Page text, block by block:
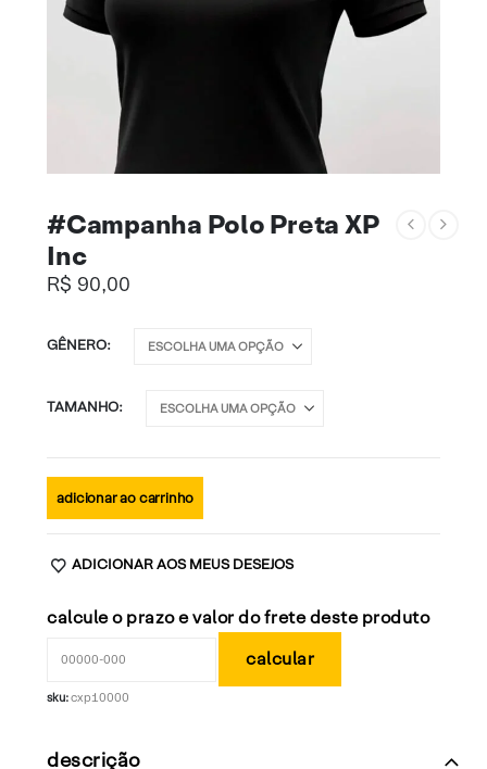
#Campanha Polo Preta XP
Inc
R$ 90,00
GÊNERO
TAMANHO
adicionar ao carrinho
ADICIONAR AOS MEUS DESEJOS
calcule o prazo e valor do frete deste produto
sku:cxp10000
descrição